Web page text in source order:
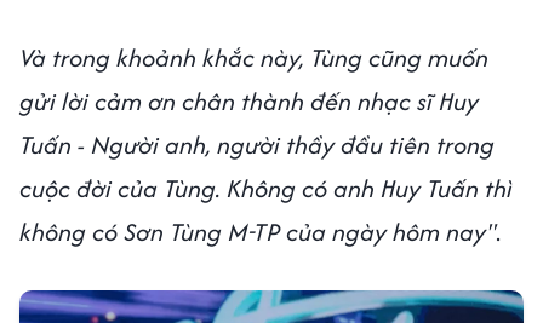
Và trong khoảnh khắc này, Tùng cũng muốn
gửi lời cảm ơn chân thành đến nhạc sĩ Huy
Tuấn - Người anh, người thầy đầu tiên trong
cuộc đời của Tùng. Không có anh Huy Tuấn thì
không có Sơn Tùng M-TP của ngày hôm nay".